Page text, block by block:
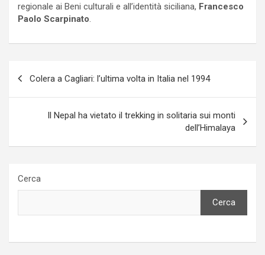
regionale ai Beni culturali e all’identità siciliana, Francesco
Paolo Scarpinato.
Colera a Cagliari: l’ultima volta in Italia nel 1994
Il Nepal ha vietato il trekking in solitaria sui monti
dell’Himalaya
Cerca
Cerca